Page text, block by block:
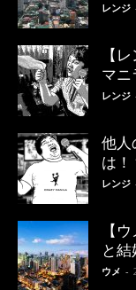
レンジ
【
マニ
レンジ
他人
は！
レンジ
【
と
ウメ -